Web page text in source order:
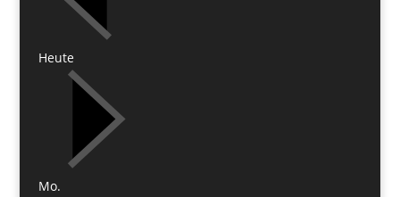
Heute
Mo.